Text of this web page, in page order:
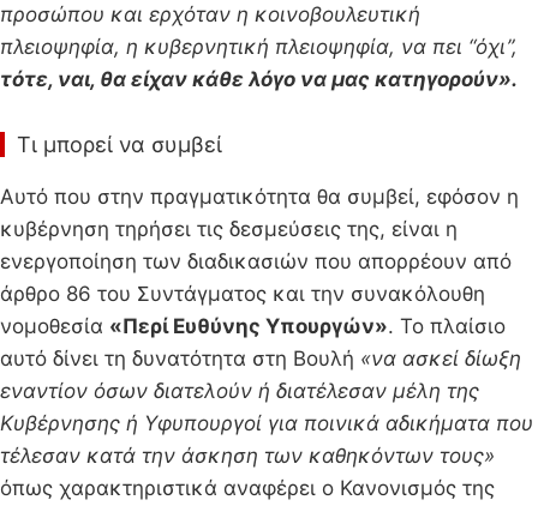
προσώπου και ερχόταν η κοινοβουλευτική
πλειοψηφία, η κυβερνητική πλειοψηφία, να πει “όχι”,
τότε, ναι, θα είχαν κάθε λόγο να μας κατηγορούν».
Τι μπορεί να συμβεί
Αυτό που στην πραγματικότητα θα συμβεί, εφόσον η
κυβέρνηση τηρήσει τις δεσμεύσεις της, είναι η
ενεργοποίηση των διαδικασιών που απορρέουν από
άρθρο 86 του Συντάγματος και την συνακόλουθη
νομοθεσία «Περί Ευθύνης Υπουργών». Το πλαίσιο
αυτό δίνει τη δυνατότητα στη Βουλή «να ασκεί δίωξη
εναντίον όσων διατελoύν ή διατέλεσαν μέλη της
Kυβέρνησης ή Yφυπoυργoί για ποινικά αδικήματα που
τέλεσαν κατά την άσκηση των καθηκόντων τους»
όπως χαρακτηριστικά αναφέρει ο Κανονισμός της